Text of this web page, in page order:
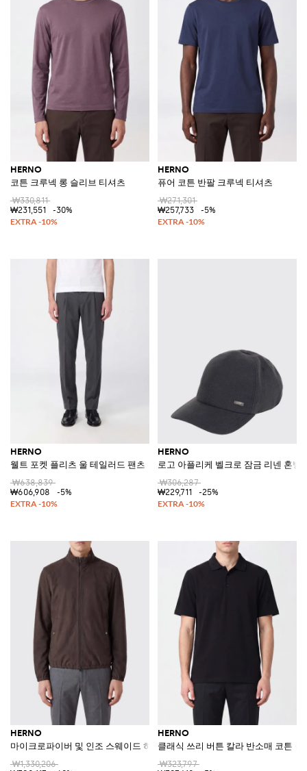
HERNO
코튼 크루넥 롱 슬리브 티셔츠
₩330,811
₩231,551
-30%
HERNO
퓨어 코튼 반팔 크루넥 티셔츠
₩271,301
₩257,733
-5%
HERNO
웰트 포켓 플리츠 울 테일러드 팬츠
₩638,839
₩606,908
-5%
HERNO
로고 아플리케 벨크로 잠금 리넨 혼방
₩306,287
₩229,711
-25%
HERNO
마이크로파이버 및 인조 스웨이드 하이 칼라 봄버 재킷
₩1,330,206
HERNO
클래식 쓰리 버튼 칼라 반소매 코튼 폴
₩323,797